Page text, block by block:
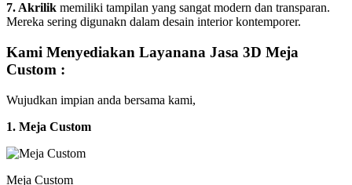
7. Akrilik memiliki tampilan yang sangat modern dan transparan.
Mereka sering digunakn dalam desain interior kontemporer.
Kami Menyediakan Layanana Jasa 3D Meja
Custom :
Wujudkan impian anda bersama kami,
1. Meja Custom
Meja Custom